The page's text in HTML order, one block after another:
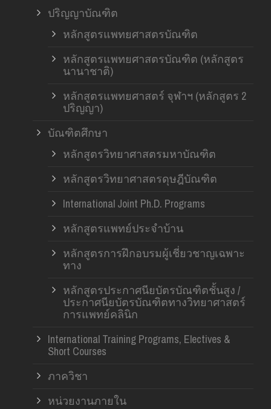
ปริญญาบัณฑิต
หลักสูตรแพทยศาสตรบัณฑิต
หลักสูตรแพทยศาสตรบัณฑิต (หลักสูตร
นานาชาติ)
หลักสูตรแพทยศาสตร์ จุฬาฯ (หลักสูตร 2
ปริญญา)
บัณฑิตศึกษา
หลักสูตรวิทยาศาสตรมหาบัณฑิต
หลักสูตรวิทยาศาสตรดุษฎีบัณฑิต
International Joint Ph.D. Programs
หลักสูตรแพทย์ประจำบ้าน
หลักสูตรการฝึกอบรมผู้เชี่ยวชาญเฉพาะ
ทาง
หลักสูตรประกาศนียบัตรบัณฑิตชั้นสูง /
ประกาศนียบัตรบัณฑิตทางวิทยาศาสตร์
การแพทย์คลินิก
International Training Programs, Electives &
Short Courses
ภาควิชา
หน่วยงานภายใน